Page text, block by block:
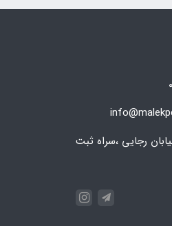
رجایی ،سراه ثبت